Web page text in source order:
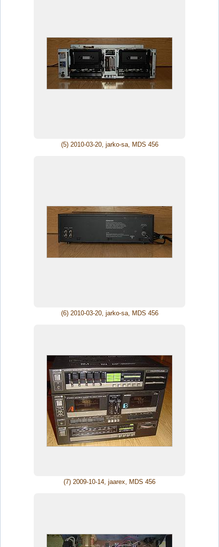
(5) 2010-03-20, jarko-sa, MDS 456
(6) 2010-03-20, jarko-sa, MDS 456
(7) 2009-10-14, jaarex, MDS 456